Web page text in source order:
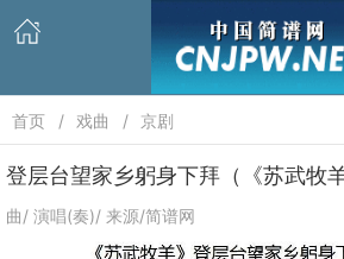
首页 戏曲 京剧
登层台望家乡躬身下拜（《苏武牧
曲/ 演唱(奏)/ 来源/简谱网